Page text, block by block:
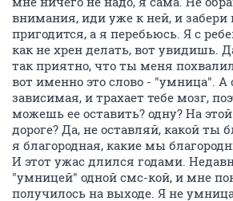
внимания, иди уже к ней, и забери
пригодится, а я перебьюсь. Я с
как не хрен делать, вот увидишь.
так приятно, что ты меня
вот именно это слово - "умница". А
зависимая, и трахает тебе мозг,
можешь ее оставить? одну? На
дороге? Да, не оставляй, какой ты
я благородная, какие мы
И этот ужас длился годами.
"умницей" одной смс-кой, и мне
получилось на выходе. Я не